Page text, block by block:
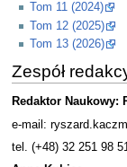
Tom 11 (2024)
Tom 12 (2025)
Tom 13 (2026)
Zespół
Redaktor Naukowy:
e-mail:
tel. (+48) 32 251 98